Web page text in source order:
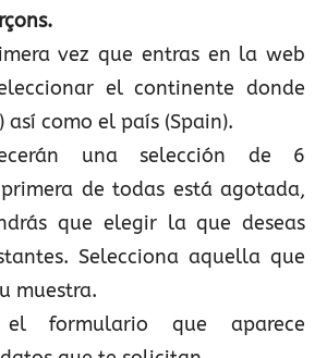
vez que entras en la web
el continente donde
así como el país (Spain).
una selección de 6
de todas está agotada,
que elegir la que deseas
Selecciona aquella que
muestra.
formulario que aparece